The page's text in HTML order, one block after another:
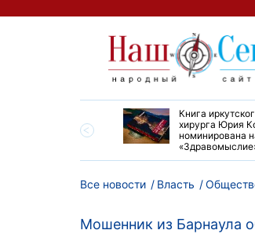
большой эстафеты
Книга
хирурга Юрия
номинирована
Все новости Власть
Мошенник из Барнаула